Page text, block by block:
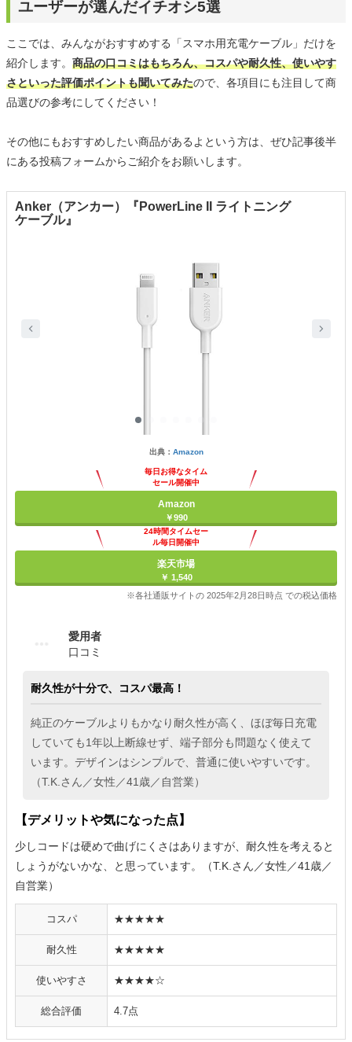
ユーザーが選んだイチオシ5選
ここでは、みんながおすすめする「スマホ用充電ケーブル」だけを
紹介します。 商品の口コミはもちろん、コスパや耐久性、使いやす
さといった評価ポイントも聞いてみたので、各項目にも注目して商
品選びの参考にしてください！
その他にもおすすめしたい商品があるよという方は、ぜひ記事後半
にある投稿フォームからご紹介をお願いします。
Anker（アンカー）『PowerLine II ライトニング
ケーブル』
出典： Amazon
毎日お得なタイム
セール開催中
Amazon
￥990
24時間タイムセー
ル毎日開催中
楽天市場
￥ 1,540
※各社通販サイトの 2025年2月28日時点 での税込価格
愛用者
口コミ
耐久性が十分で、コスパ最高！
純正のケーブルよりもかなり耐久性が高く、ほぼ毎日充電
していても1年以上断線せず、端子部分も問題なく使えて
います。デザインはシンプルで、普通に使いやすいです。
（T.K.さん／女性／41歳／自営業）
【デメリットや気になった点】
少しコードは硬めで曲げにくさはありますが、耐久性を考えると
しょうがないかな、と思っています。（T.K.さん／女性／41歳／
自営業）
コスパ ★★★★★
耐久性 ★★★★★
使いやすさ ★★★★☆
総合評価 4.7点